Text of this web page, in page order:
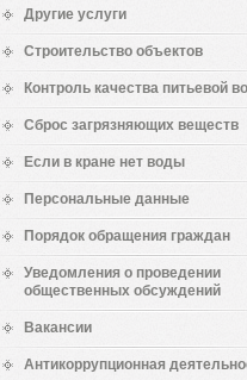
Другие услуги
Строительство объектов
Контроль качества питьевой
Сброс загрязняющих веществ
Если в кране нет воды
Персональные данные
Порядок обращения граждан
Уведомления о проведении
общественных обсуждений
Вакансии
Антикоррупционная